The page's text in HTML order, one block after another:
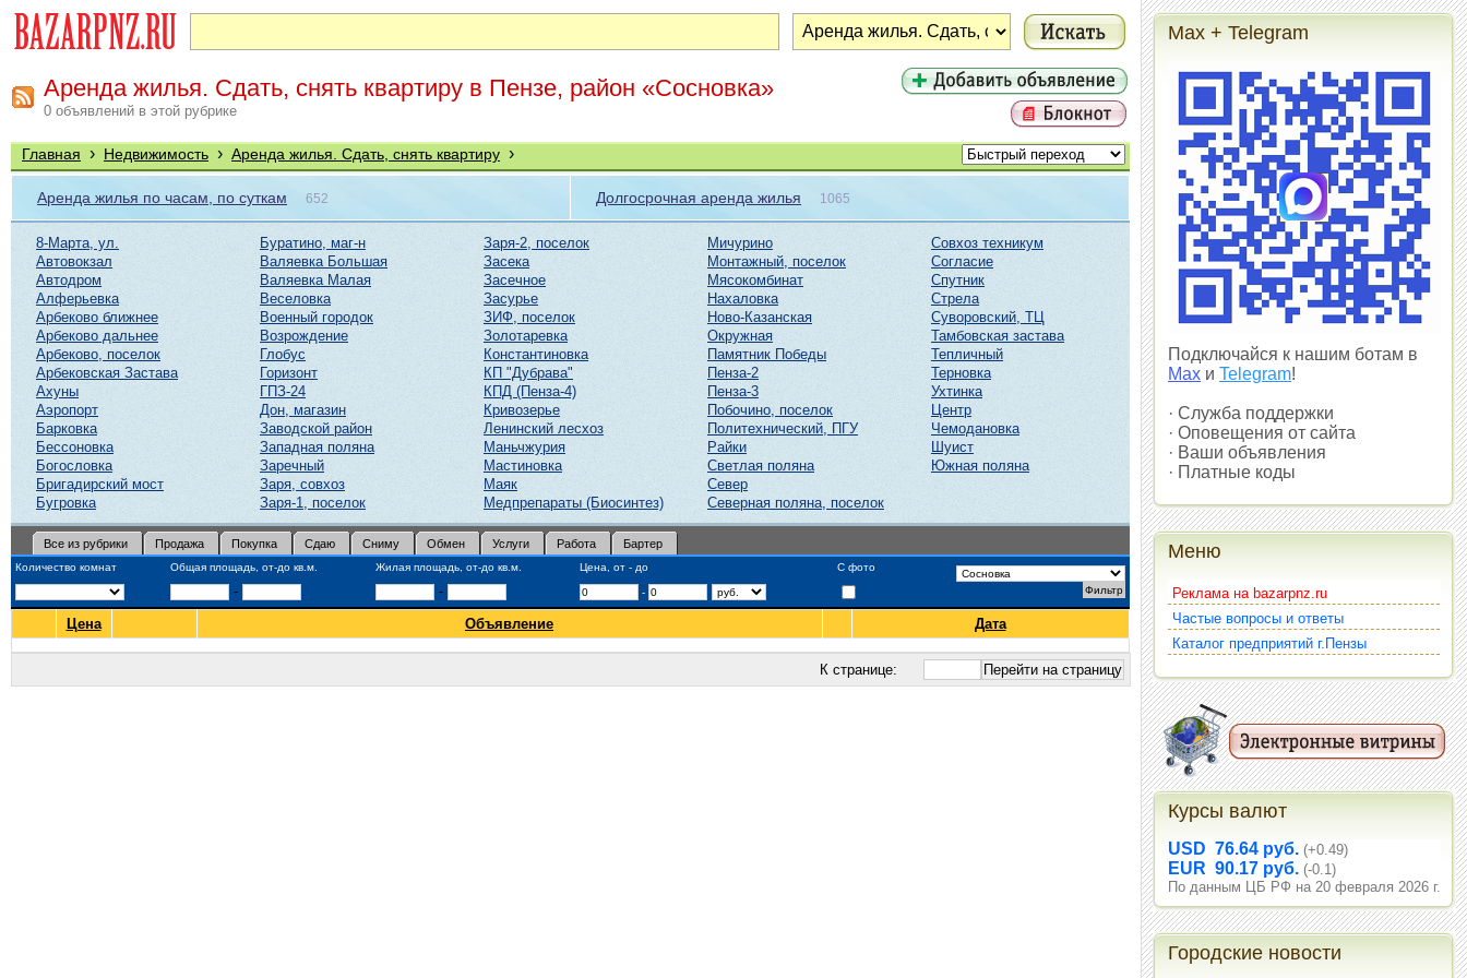
Аренда жилья. Сдать, снять квартиру в Пензе, район «Сосновка»
0 объявлений в этой рубрике
Главная › Недвижимость › Аренда жилья. Сдать, снять квартиру ›
Аренда жилья по часам, по суткам 652 Долгосрочная аренда жилья 1065
8-Марта, ул.
Автовокзал
Автодром
Алферьевка
Арбеково ближнее
Арбеково дальнее
Арбеково, поселок
Арбековская Застава
Ахуны
Аэропорт
Барковка
Бессоновка
Богословка
Бригадирский мост
Бугровка
Буратино, маг-н
Валяевка Большая
Валяевка Малая
Веселовка
Военный городок
Возрождение
Глобус
Горизонт
ГПЗ-24
Дон, магазин
Заводской район
Западная поляна
Заречный
Заря, совхоз
Заря-1, поселок
Заря-2, поселок
Засека
Засечное
Засурье
ЗИФ, поселок
Золотаревка
Константиновка
КП "Дубрава"
КПД (Пенза-4)
Кривозерье
Ленинский лесхоз
Маньчжурия
Мастиновка
Маяк
Медпрепараты (Биосинтез)
Мичурино
Монтажный, поселок
Мясокомбинат
Нахаловка
Ново-Казанская
Окружная
Памятник Победы
Пенза-2
Пенза-3
Побочино, поселок
Политехнический, ПГУ
Райки
Светлая поляна
Север
Северная поляна, поселок
Совхоз техникум
Согласие
Спутник
Стрела
Суворовский, ТЦ
Тамбовская застава
Тепличный
Терновка
Ухтинка
Центр
Чемодановка
Шуист
Южная поляна
Все из рубрики Продажа Покупка Сдаю Сниму Обмен Услуги Работа Бартер
Количество комнат Общая площадь, от-до кв.м. Жилая площадь, от-до кв.м. Цена, от - до С фото
- - -
Цена Объявление Дата
К странице:
Max + Telegram
Подключайся к нашим ботам в
Max и Telegram!
· Служба поддержки
· Оповещения от сайта
· Ваши объявления
· Платные коды
Меню
Реклама на bazarpnz.ru
Частые вопросы и ответы
Каталог предприятий г.Пензы
Курсы валют
USD 76.64 руб. (+0.49)
EUR 90.17 руб. (-0.1)
По данным ЦБ РФ на 20 февраля 2026 г.
Городские новости